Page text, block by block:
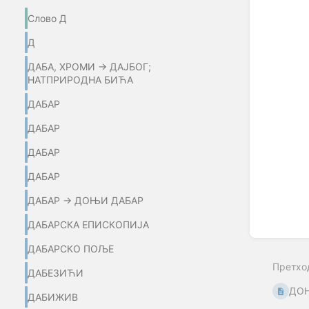
Слово Д
Д
ДАБА, ХРОМИ → ДАЈБОГ;
НАТПРИРОДНА БИЋА
ДАБАР
ДАБАР
ДАБАР
ДАБАР
ДАБАР → ДОЊИ ДАБАР
ДАБАРСКА ЕПИСКОПИЈА
ДАБАРСКО ПОЉЕ
ДАБЕЗИЋИ
ДАБИЖИВ